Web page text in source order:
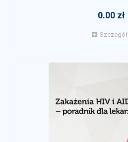
0.00 zł